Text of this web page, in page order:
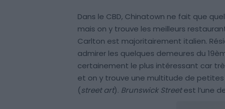
Dans le CBD, Chinatown ne fait que
mais on y trouve les meilleurs
Carlton est majoritairement italien.
admirer les quelques demeures du
certainement le plus intéressant car
et on y trouve une multitude de
(street art). Brunswick Streetest l’une